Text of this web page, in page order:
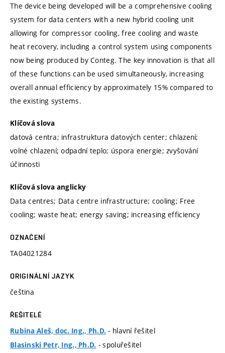
The device being developed will be a comprehensive cooling
system for data centers with a new hybrid cooling unit
allowing for compressor cooling, free cooling and waste
heat recovery, including a control system using components
now being produced by Conteg. The key innovation is that all
of these functions can be used simultaneously, increasing
overall annual efficiency by approximately 15% compared to
the existing systems.
Klíčová slova
datová centra; infrastruktura datových center; chlazení;
volné chlazení; odpadní teplo; úspora energie; zvyšování
účinnosti
Klíčová slova anglicky
Data centres; Data centre infrastructure; cooling; Free
cooling; waste heat; energy saving; increasing efficiency
OZNAČENÍ
TA04021284
ORIGINÁLNÍ JAZYK
čeština
ŘEŠITELÉ
Rubina Aleš, doc. Ing., Ph.D. - hlavní řešitel
Blasinski Petr, Ing., Ph.D. - spoluřešitel